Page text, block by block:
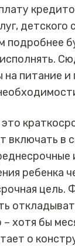
детского
подробнее
питание и
включать в
ребенка
цель.
хотя бы
о